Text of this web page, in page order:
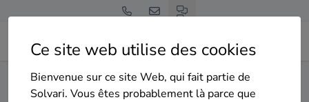
Ce site web utilise des cookies
Bienvenue sur ce site Web, qui fait partie de
Solvari. Vous êtes probablement là parce que
Home Isolation du sol Liège Saint-Vith